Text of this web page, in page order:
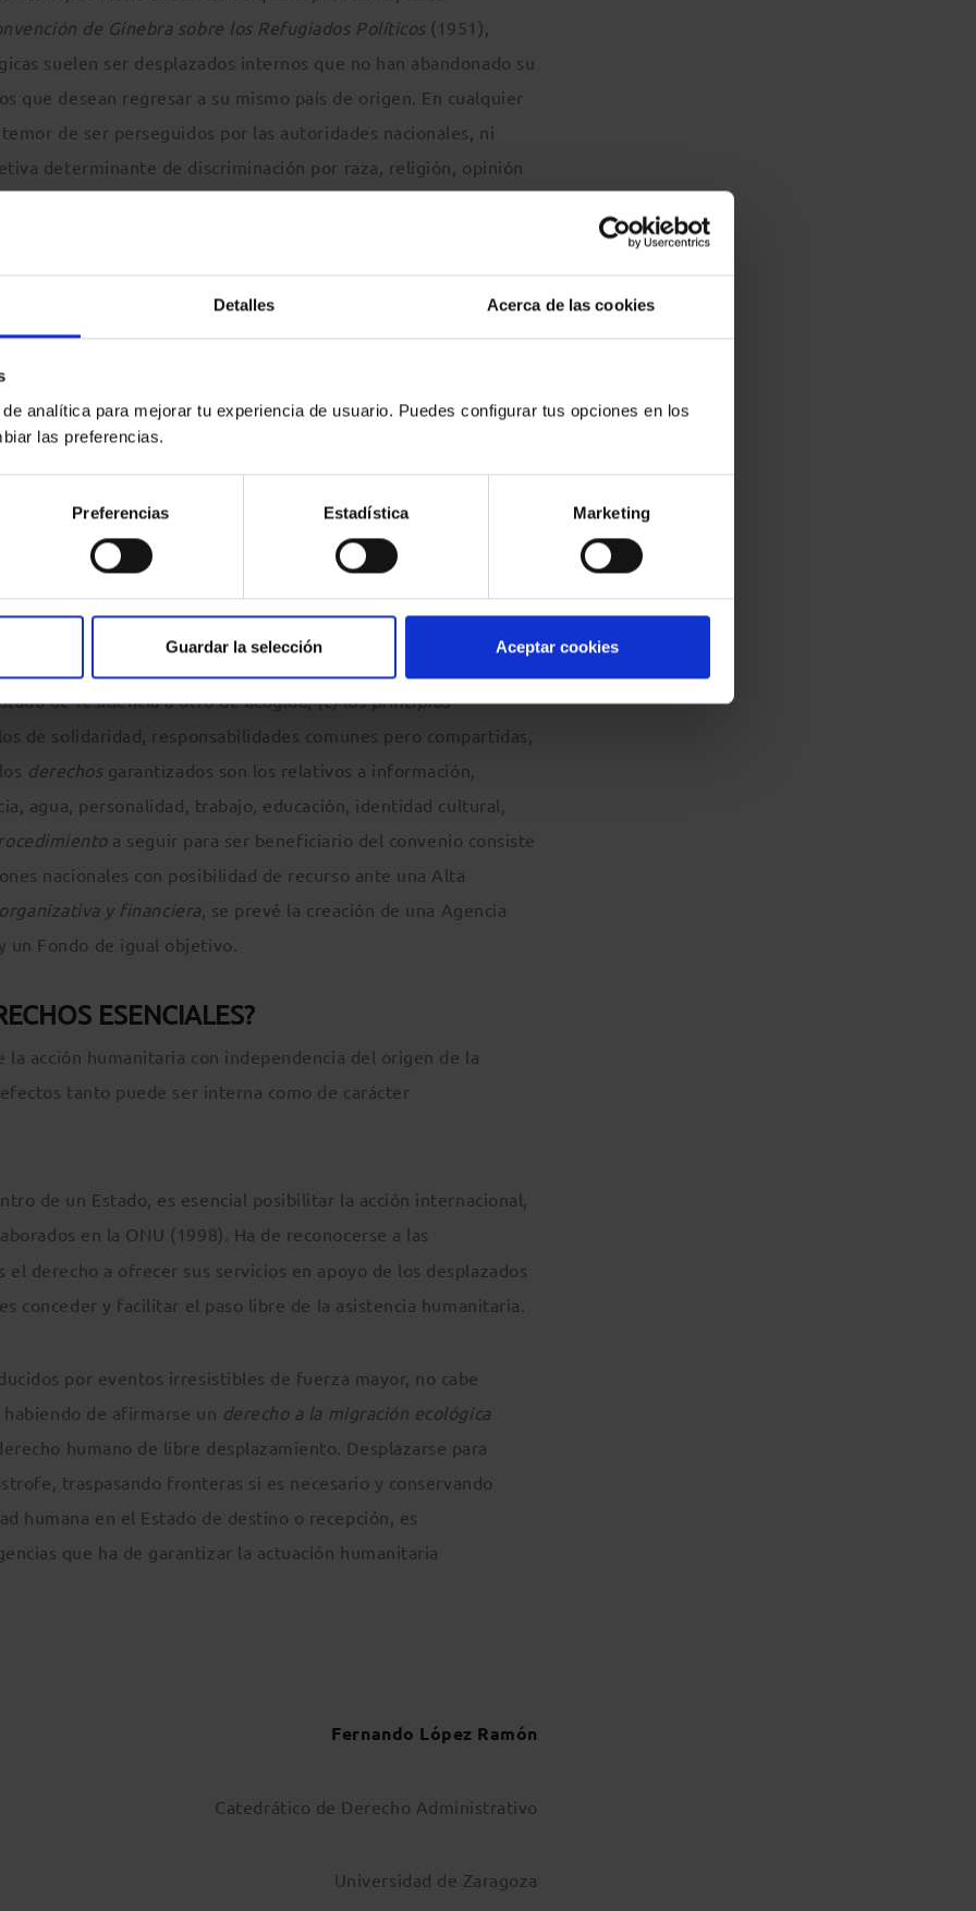
Detalles Acerca de las cookies
analítica para mejorar tu experiencia de usuario. Puedes configurar tus opciones en los
las preferencias.
Preferencias Estadística Marketing
Guardar la selección Aceptar cookies
de Ginebra sobre los Refugiados Políticos(1951),
suelen ser desplazados internos que no han abandonado su
que desean regresar a su mismo país de origen. En cualquier
de ser perseguidos por las autoridades nacionales, ni
determinante de discriminación por raza, religión, opinión
similar. En cambio, los refugiados políticos se caracterizan
posibilidad de retorno al haber perdido la protección de dicho
discriminatoria.
improcedente aplicar a los refugiados climáticos el estatuto
que la ampliación de éste podría implicar su misma
de personas muy superior en número.
relativo al estatuto internacional de los desplazados
de Limoges en 2008 conforme a las siguientes pautas:
ambientales, organizando la acogida y eventual
se ve obligada a dejar su lugar de residencia habitual en
de residencia a otro de acogida;(c)losprincipios
de solidaridad, responsabilidades comunes pero compartidas,
los derechosgarantizados son los relativos a información,
agua, personalidad, trabajo, educación, identidad cultural,
a seguir para ser beneficiario del convenio consiste
nacionales con posibilidad de recurso ante una Alta
organizativa y financiera, se prevé la creación de una Agencia
un Fondo de igual objetivo.
ESENCIALES?
la acción humanitaria con independencia del origen de la
tanto puede ser interna como de carácter
de un Estado, es esencial posibilitar la acción internacional,
en la ONU (1998). Ha de reconocerse a las
derecho a ofrecer sus servicios en apoyo de los desplazados
conceder y facilitar el paso libre de la asistencia humanitaria.
por eventos irresistibles de fuerza mayor, no cabe
de afirmarse un derecho a la migración ecológica
humano de libre desplazamiento. Desplazarse para
traspasando fronteras si es necesario y conservando
humana en el Estado de destino o recepción, es
que ha de garantizar la actuación humanitaria
Fernando López Ramón
Catedrático de Derecho Administrativo
Universidad de Zaragoza